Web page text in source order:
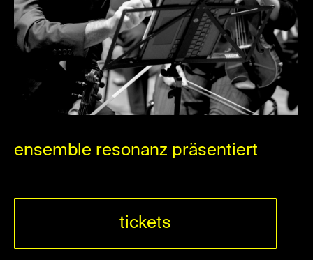
ensemble resonanz präsentiert
tickets